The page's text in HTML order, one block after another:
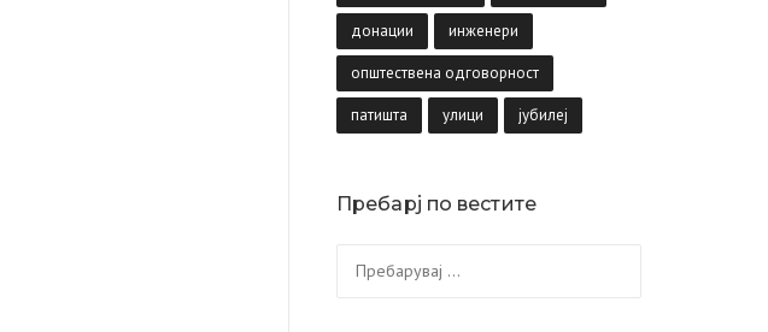
донации инженери
општествена одговорност
патишта улици јубилеј
Пребарј по вестите